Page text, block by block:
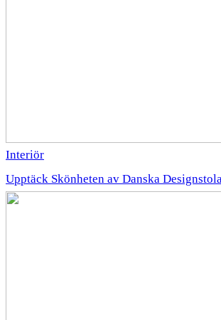
Interiör
Upptäck Skönheten av Danska